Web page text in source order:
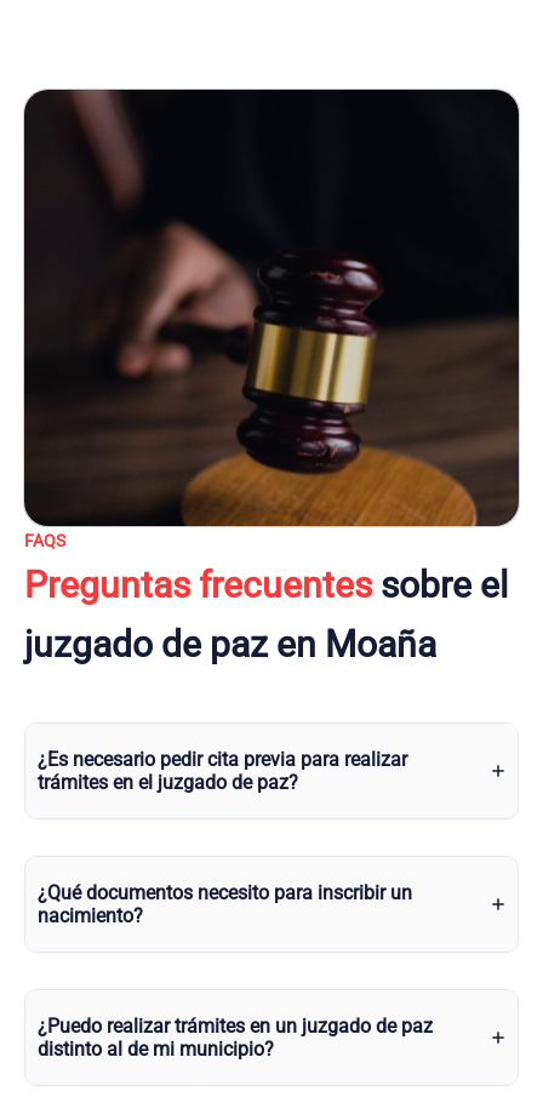
FAQS
Preguntas frecuentessobre el
juzgado de paz en Moaña
¿Es necesario pedir cita previa para realizar
trámites en el juzgado de paz?
¿Qué documentos necesito para inscribir un
nacimiento?
¿Puedo realizar trámites en un juzgado de paz
distinto al de mi municipio?